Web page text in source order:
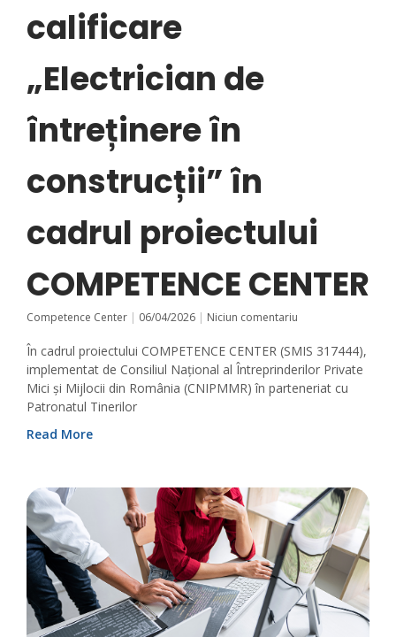
calificare
„Electrician de
întreținere în
construcții” în
cadrul proiectului
COMPETENCE CENTER
Competence Center 06/04/2026 Niciun comentariu
În cadrul proiectului COMPETENCE CENTER (SMIS 317444),
implementat de Consiliul Național al Întreprinderilor Private
Mici și Mijlocii din România (CNIPMMR) în parteneriat cu
Patronatul Tinerilor
Read More